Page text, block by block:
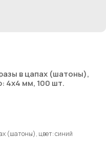
в цапах (шатоны),
4х4 мм, 100 шт.
(шатоны), цвет: синий